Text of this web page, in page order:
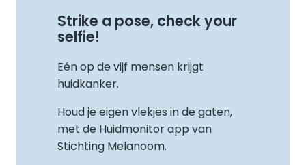
Strike a pose, check your
selfie!
Eén op de vijf mensen krijgt
huidkanker.
Houd je eigen vlekjes in de gaten,
met de Huidmonitor app van
Stichting Melanoom.